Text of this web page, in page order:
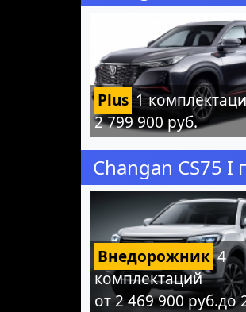
Plus1
2 799 900 руб.
Changan CS75 I
Внедорожник4
комплектаций
от 2 469 900 руб.до